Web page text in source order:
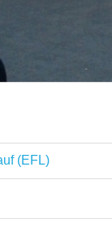
(EFL)